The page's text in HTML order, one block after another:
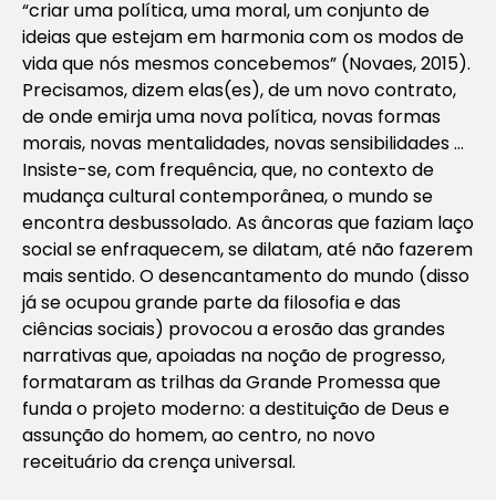
“criar uma política, uma moral, um conjunto de
ideias que estejam em harmonia com os modos de
vida que nós mesmos concebemos” (Novaes, 2015).
Precisamos, dizem elas(es), de um novo contrato,
de onde emirja uma nova política, novas formas
morais, novas mentalidades, novas sensibilidades …
Insiste-se, com frequência, que, no contexto de
mudança cultural contemporânea, o mundo se
encontra desbussolado. As âncoras que faziam laço
social se enfraquecem, se dilatam, até não fazerem
mais sentido. O desencantamento do mundo (disso
já se ocupou grande parte da filosofia e das
ciências sociais) provocou a erosão das grandes
narrativas que, apoiadas na noção de progresso,
formataram as trilhas da Grande Promessa que
funda o projeto moderno: a destituição de Deus e
assunção do homem, ao centro, no novo
receituário da crença universal.